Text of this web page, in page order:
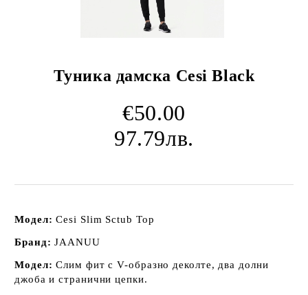
Туника дамска Cesi Black
€50.00
97.79лв.
Модел: Cesi Slim Sctub Top
Бранд: JAANUU
Модел: Слим фит с V-образно деколте, два долни
джоба и странични цепки.